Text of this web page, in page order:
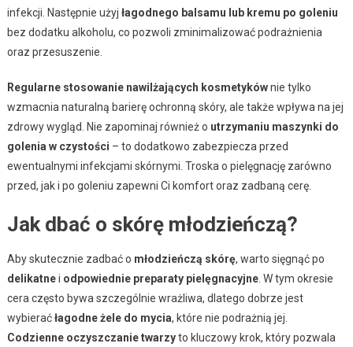
infekcji. Następnie użyj łagodnego balsamu lub kremu po goleniu
bez dodatku alkoholu, co pozwoli zminimalizować podrażnienia
oraz przesuszenie.
Regularne stosowanie nawilżających kosmetykównie tylko
wzmacnia naturalną barierę ochronną skóry, ale także wpływa na jej
zdrowy wygląd. Nie zapominaj również o utrzymaniu maszynki do
golenia w czystości – to dodatkowo zabezpiecza przed
ewentualnymi infekcjami skórnymi. Troska o pielęgnację zarówno
przed, jak i po goleniu zapewni Ci komfort oraz zadbaną cerę.
Jak dbać o skórę młodzieńczą?
Aby skutecznie zadbać o młodzieńczą skórę, warto sięgnąć po
delikatnei odpowiednie preparaty pielęgnacyjne. W tym okresie
cera często bywa szczególnie wrażliwa, dlatego dobrze jest
wybieraćłagodne żele do mycia, które nie podrażnią jej.
Codzienne oczyszczanie twarzyto kluczowy krok, który pozwala